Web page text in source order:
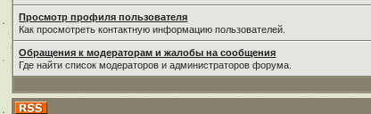
Просмотр профиля пользователя
Как просмотреть контактную информацию пользователей.
Обращения к модераторам и жалобы на сообщения
Где найти список модераторов и администраторов форума.